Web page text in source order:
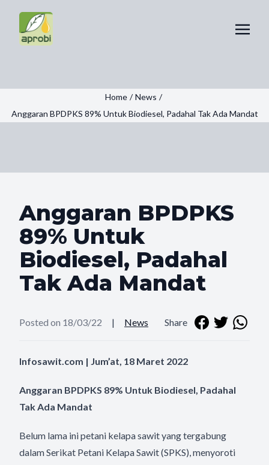
Home / News /
Anggaran BPDPKS 89% Untuk Biodiesel, Padahal Tak Ada Mandat
Anggaran BPDPKS
89% Untuk
Biodiesel, Padahal
Tak Ada Mandat
Posted on 18/03/22 | News Share
Infosawit.com | Jum’at, 18 Maret 2022
Anggaran BPDPKS 89% Untuk Biodiesel, Padahal
Tak Ada Mandat
Belum lama ini petani kelapa sawit yang tergabung
dalam Serikat Petani Kelapa Sawit (SPKS), menyoroti